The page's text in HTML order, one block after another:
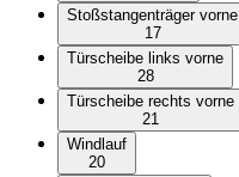
Stoßstangenträger vorne
17
Türscheibe links vorne
28
Türscheibe rechts vorne
21
Windlauf
20